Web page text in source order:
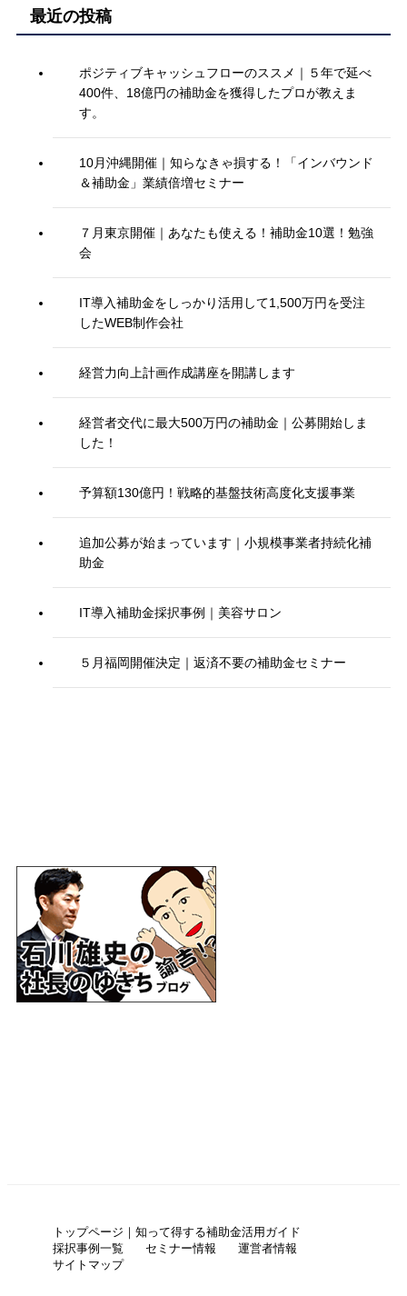
最近の投稿
ポジティブキャッシュフローのススメ｜５年で延べ
400件、18億円の補助金を獲得したプロが教えま
す。
10月沖縄開催｜知らなきゃ損する！「インバウンド
＆補助金」業績倍増セミナー
７月東京開催｜あなたも使える！補助金10選！勉強
会
IT導入補助金をしっかり活用して1,500万円を受注
したWEB制作会社
経営力向上計画作成講座を開講します
経営者交代に最大500万円の補助金｜公募開始しま
した！
予算額130億円！戦略的基盤技術高度化支援事業
追加公募が始まっています｜小規模事業者持続化補
助金
IT導入補助金採択事例｜美容サロン
５月福岡開催決定｜返済不要の補助金セミナー
トップページ｜知って得する補助金活用ガイド
採択事例一覧
セミナー情報
運営者情報
サイトマップ